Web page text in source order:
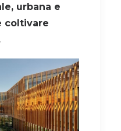
urbana e
coltivare